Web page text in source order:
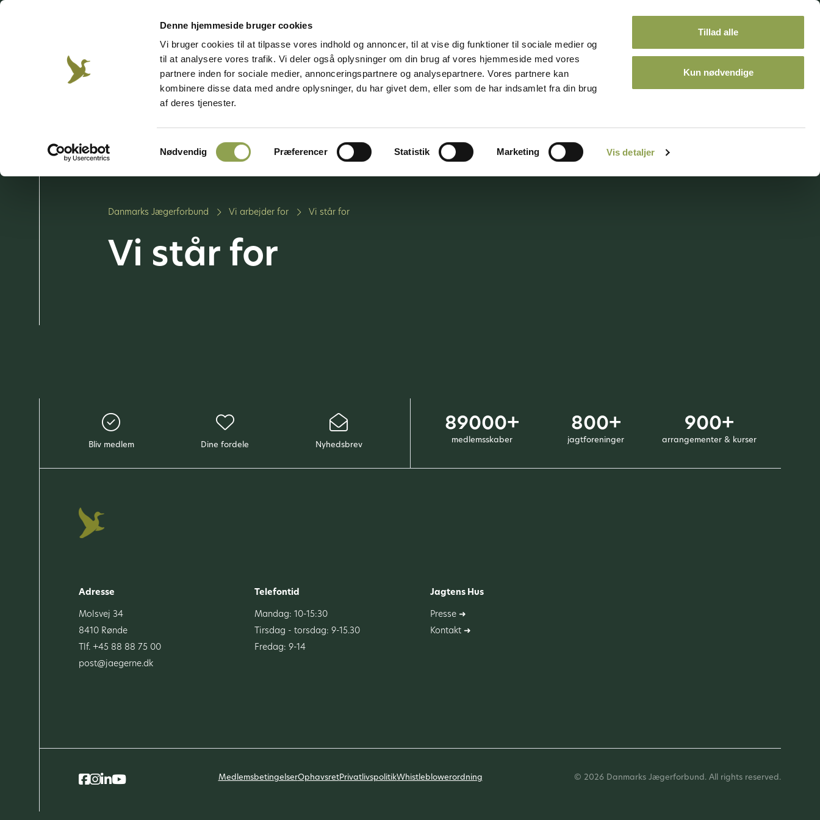
Denne hjemmeside bruger cookies
Vi bruger cookies til at tilpasse vores indhold og annoncer, til at vise dig funktioner til sociale medier og
til at analysere vores trafik. Vi deler også oplysninger om din brug af vores hjemmeside med vores
partnere inden for sociale medier, annonceringspartnere og analysepartnere. Vores partnere kan
kombinere disse data med andre oplysninger, du har givet dem, eller som de har indsamlet fra din brug
af deres tjenester.
Nødvendig Præferencer Statistik Marketing Vis detaljer
Tillad alle
Kun nødvendige
Jagt &
Våben &
skydning
Jægerweb Jagtprøven
Vores medier
Danmarks Jægerforbund Vi arbejder for Vi står for
Vi står for
Bliv medlem Dine fordele Nyhedsbrev
89000+
medlemsskaber
800+
jagtforeninger
900+
arrangementer & kurser
Adresse
Molsvej 34
8410 Rønde
Tlf. +45 88 88 75 00
post@jaegerne.dk
Telefontid
Mandag: 10-15:30
Tirsdag - torsdag: 9-15.30
Fredag: 9-14
Jagtens Hus
Presse ➜
Kontakt ➜
MedlemsbetingelserOphavsretPrivatlivspolitikWhistleblowerordning © 2026 Danmarks Jægerforbund. All rights reserved.